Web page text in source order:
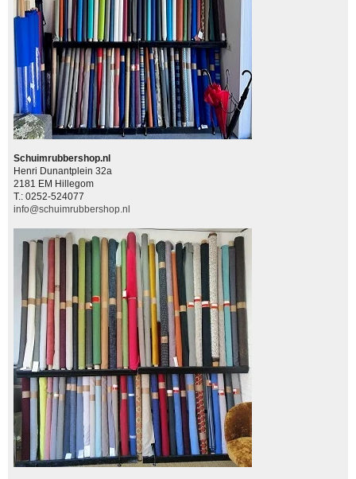
Schuimrubbershop.nl
Henri Dunantplein 32a
2181 EM Hillegom
T.: 0252-524077
info@schuimrubbershop.nl